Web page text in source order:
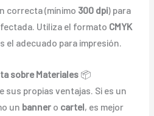
correcta (mínimo 300 dpi) para
Utiliza el formato CMYK
el adecuado para impresión.
sobre Materiales📦
sus propias ventajas. Si es un
un bannero cartel, es mejor